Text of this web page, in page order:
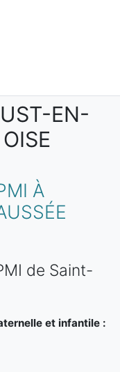
EN-
À
de Saint-
et infantile :